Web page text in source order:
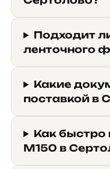
Подходит
ленточного
Какие
поставкой в
Как быстро
М150 в